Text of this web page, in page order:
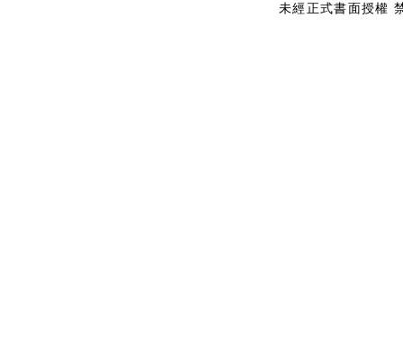
未經正式書面授權